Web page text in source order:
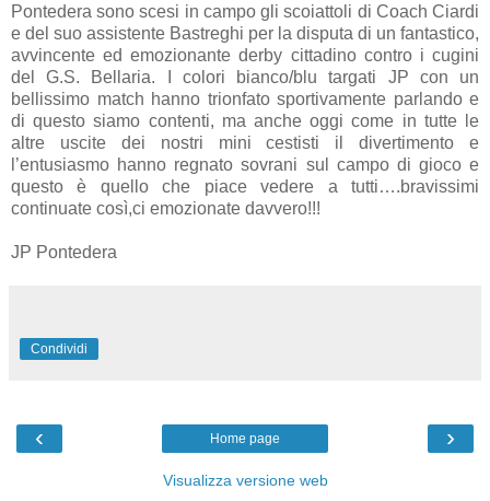
Pontedera sono scesi in campo gli scoiattoli di Coach Ciardi
e del suo assistente Bastreghi per la disputa di un fantastico,
avvincente ed emozionante derby cittadino contro i cugini
del G.S. Bellaria. I colori bianco/blu targati JP con un
bellissimo match hanno trionfato sportivamente parlando e
di questo siamo contenti, ma anche oggi come in tutte le
altre uscite dei nostri mini cestisti il divertimento e
l’entusiasmo hanno regnato sovrani sul campo di gioco e
questo è quello che piace vedere a tutti….bravissimi
continuate così,ci emozionate davvero!!!
JP Pontedera
Condividi
‹ ›
Home page
Visualizza versione web